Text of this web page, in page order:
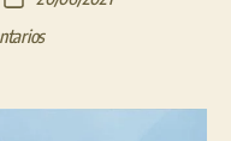
de
en
ley